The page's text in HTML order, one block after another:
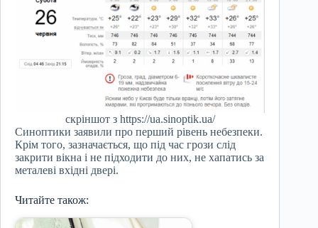
скріншот з https://ua.sinoptik.ua/
Синоптики заявили про перший рівень небезпеки.
Крім того, зазначається, що під час грози слід
закрити вікна і не підходити до них, не хапатись за
металеві вхідні двері.
Читайте також: